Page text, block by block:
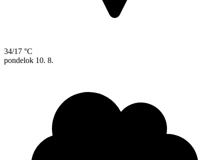
34/17 °C
pondelok 10. 8.